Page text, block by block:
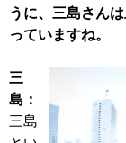
うに、三島さん
っていますね。
三
島：
三島